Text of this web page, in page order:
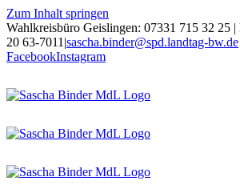
Zum Inhalt springen
Wahlkreisbüro Geislingen: 07331 715 32 25 |
20 63-7011 |sascha.binder@spd.landtag-bw.de
FacebookInstagram